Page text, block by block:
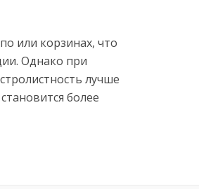
или корзинах, что
Однако при
лучше
более